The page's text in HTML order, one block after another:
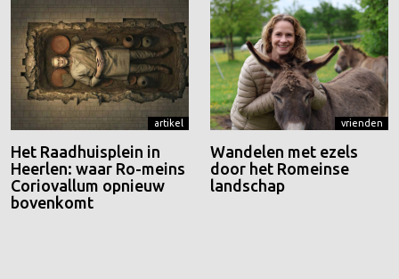
artikel
Het Raadhuisplein in
Heerlen: waar Ro-meins
Coriovallum opnieuw
bovenkomt
vrienden
Wandelen met ezels
door het Romeinse
landschap